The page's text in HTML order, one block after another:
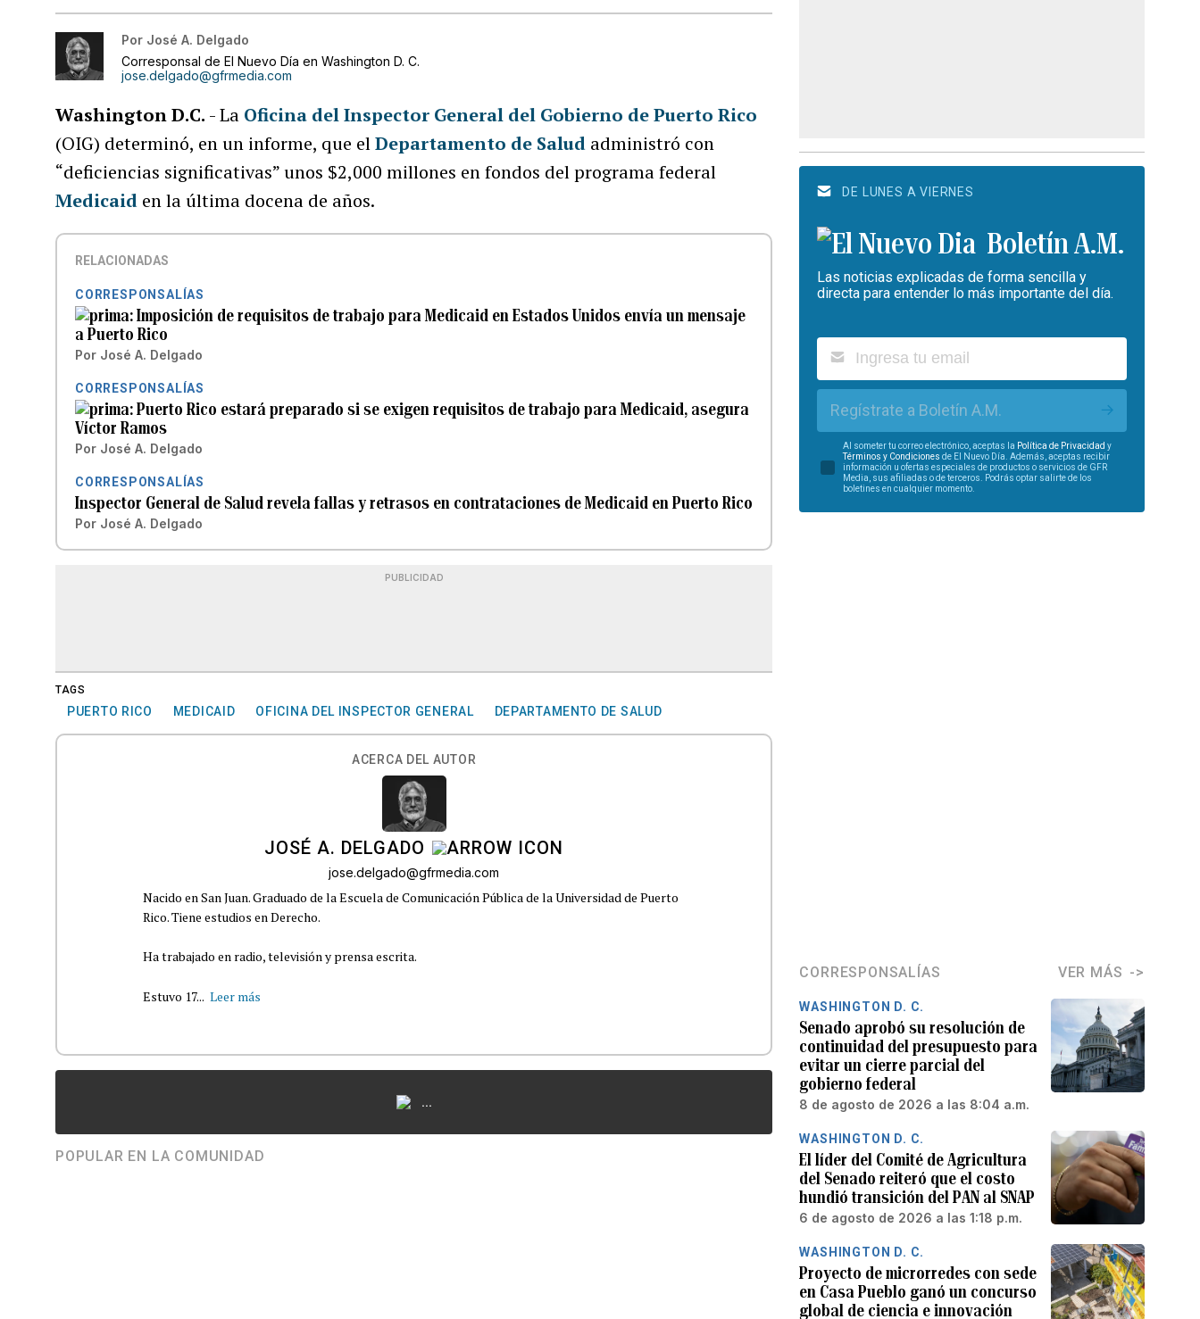
Por José A. Delgado
Corresponsal de El Nuevo Día en Washington D. C.
jose.delgado@gfrmedia.com
Washington D.C. - La Oficina del Inspector General del Gobierno de Puerto Rico
(OIG) determinó, en un informe, que elDepartamento de Salud administró con
“deficiencias significativas” unos $2,000 millones en fondos del programa federal
Medicaid en la última docena de años.
RELACIONADAS
CORRESPONSALÍAS
Imposición de requisitos de trabajo para Medicaid en Estados Unidos envía un mensaje
a Puerto Rico
Por José A. Delgado
CORRESPONSALÍAS
Puerto Rico estará preparado si se exigen requisitos de trabajo para Medicaid, asegura
Víctor Ramos
Por José A. Delgado
CORRESPONSALÍAS
Inspector General de Salud revela fallas y retrasos en contrataciones de Medicaid en Puerto Rico
Por José A. Delgado
PUBLICIDAD
TAGS
PUERTO RICO MEDICAID OFICINA DEL INSPECTOR GENERAL DEPARTAMENTO DE SALUD
ACERCA DEL AUTOR
JOSÉ A. DELGADO
jose.delgado@gfrmedia.com
Nacido en San Juan. Graduado de la Escuela de Comunicación Pública de la Universidad de Puerto
Rico. Tiene estudios en Derecho.
Ha trabajado en radio, televisión y prensa escrita.
Estuvo 17... Leer más
...
POPULAR EN LA COMUNIDAD
DE LUNES A VIERNES
Boletín A.M.
Las noticias explicadas de forma sencilla y
directa para entender lo más importante del día.
Regístrate a Boletín A.M.
Al someter tu correo electrónico, aceptas la Política de Privacidad y
Términos y Condiciones de El Nuevo Día. Además, aceptas recibir
información u ofertas especiales de productos o servicios de GFR
Media, sus afiliadas o de terceros. Podrás optar salirte de los
boletines en cualquier momento.
CORRESPONSALÍAS VER MÁS
WASHINGTON D. C.
Senado aprobó su resolución de
continuidad del presupuesto para
evitar un cierre parcial del
gobierno federal
8 de agosto de 2026 a las 8:04 a.m.
WASHINGTON D. C.
El líder del Comité de Agricultura
del Senado reiteró que el costo
hundió transición del PAN al SNAP
6 de agosto de 2026 a las 1:18 p.m.
WASHINGTON D. C.
Proyecto de microrredes con sede
en Casa Pueblo ganó un concurso
global de ciencia e innovación